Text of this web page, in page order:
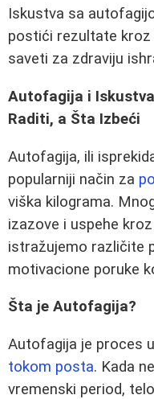
Iskustva sa
postići rezultate kroz
saveti za zdraviju
Autofagija i
Raditi, a Šta Izbeći
Autofagija, ili
popularniji način za
viška kilograma.
izazove i uspehe
istražujemo različite
motivacione poruke
Šta je Autofagija?
Autofagija je proces
tokom posta. Kada
vremenski period,